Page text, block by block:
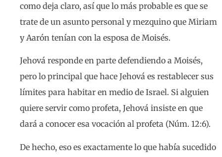
como deja claro, así que lo más probable es que se
trate de un asunto personal y mezquino que Miriam
y Aarón tenían con la esposa de Moisés.
Jehová responde en parte defendiendo a Moisés,
pero lo principal que hace Jehová es restablecer sus
límites para habitar en medio de Israel. Si alguien
quiere servir como profeta, Jehová insiste en que
dará a conocer esa vocación al profeta (Núm. 12:6).
De hecho, eso es exactamente lo que había sucedido